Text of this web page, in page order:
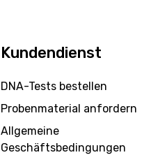
Kundendienst
DNA-Tests bestellen
Probenmaterial anfordern
Allgemeine
Geschäftsbedingungen